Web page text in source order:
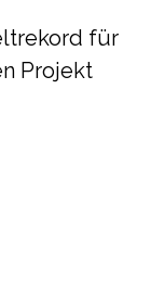
für
Projekt